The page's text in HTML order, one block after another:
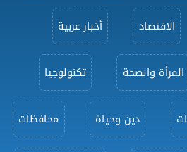
الاقتصاد أخبار عربية
المرأة والصحة تكنولوجيا
دين وحياة محافظات